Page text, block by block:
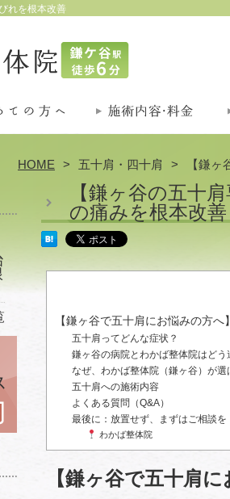
れを根本改善
HOME 五十肩・四十肩 【鎌
【鎌ヶ谷の五十
の痛みを根本改善
【鎌ヶ谷で五十肩にお悩みの方
五十肩ってどんな症状？
鎌ヶ谷の病院とわかば整体院はどう
なぜ、わかば整体院（鎌ヶ谷）が選
五十肩への施術内容
よくある質問（Q&A）
最後に：放置せず、まずはご相談を
わかば整体院
【鎌ヶ谷で五十肩